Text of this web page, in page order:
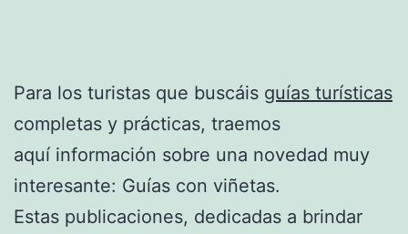
Para los turistas que buscáis guías turísticas
completas y prácticas, traemos
aquí información sobre una novedad muy
interesante: Guías con viñetas.
Estas publicaciones, dedicadas a brindar